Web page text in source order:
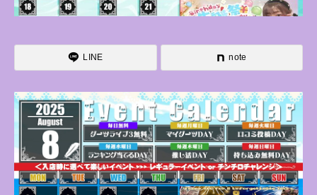
LINE note